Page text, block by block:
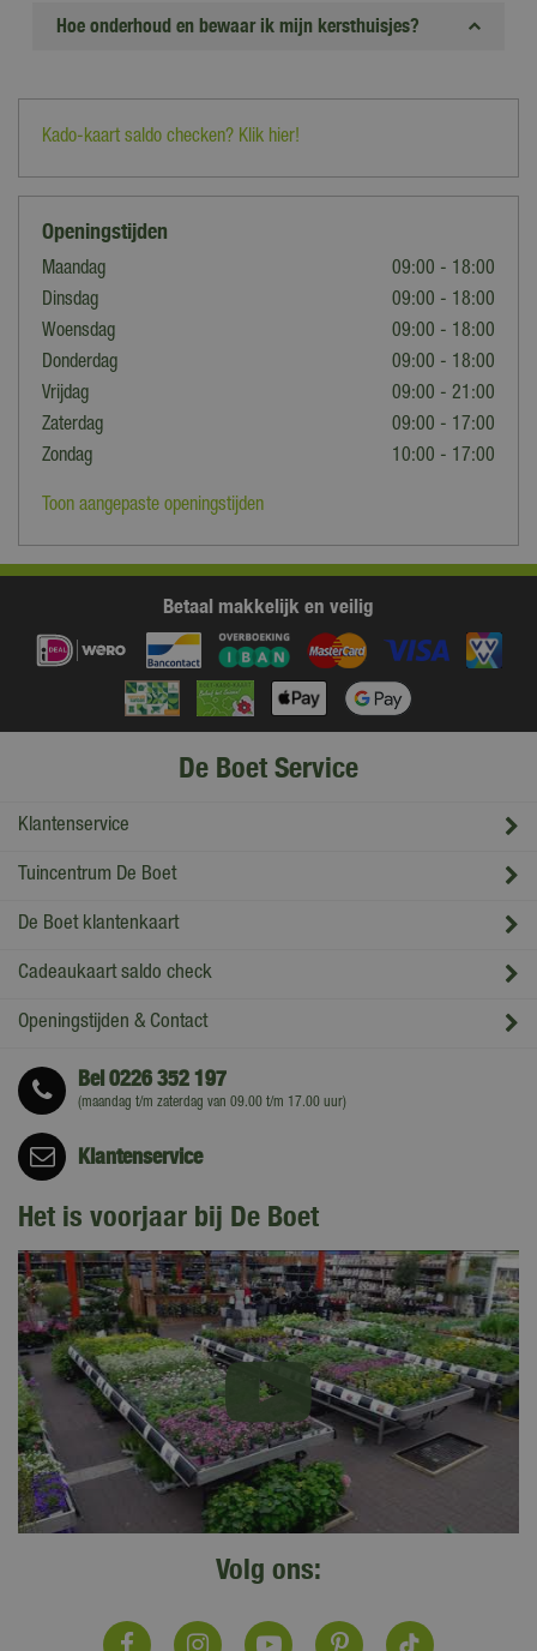
Hoe onderhoud en bewaar ik mijn kersthuisjes?
Kado-kaart saldo checken? Klik hier!
Openingstijden
Maandag
09:00 - 18:00
Dinsdag
09:00 - 18:00
Woensdag
09:00 - 18:00
Donderdag
09:00 - 18:00
Vrijdag
09:00 - 21:00
Zaterdag
09:00 - 17:00
Zondag
10:00 - 17:00
Toon aangepaste openingstijden
Betaal makkelijk en veilig
De Boet Service
Klantenservice
Tuincentrum De Boet
De Boet klantenkaart
Cadeaukaart saldo check
Openingstijden & Contact
Bel0226 352 197
(maandag t/m zaterdag van 09.00 t/m 17.00 uur)
Klantenservice
Het is voorjaar bij De Boet
Volg ons: